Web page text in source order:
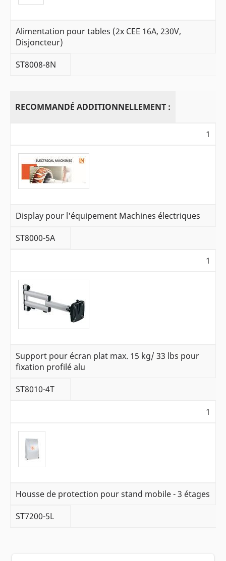
Alimentation pour tables (2x CEE 16A, 230V,
Disjoncteur)
ST8008-8N
RECOMMANDÉ ADDITIONNELLEMENT :
1
Display pour l'équipement Machines électriques
ST8000-5A
1
Support pour écran plat max. 15 kg/ 33 lbs pour
fixation profilé alu
ST8010-4T
1
Housse de protection pour stand mobile - 3 étages
ST7200-5L